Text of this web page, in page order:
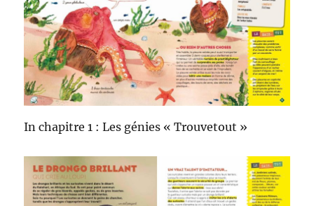
In chapitre 1 : Les génies « Trouvetout »